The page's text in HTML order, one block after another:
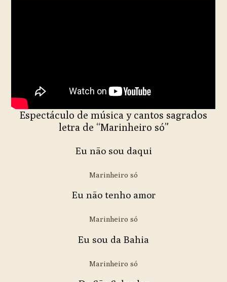
Espectáculo de música y cantos sagrados
letra de “Marinheiro só”
Eu não sou daqui
Marinheiro só
Eu não tenho amor
Marinheiro só
Eu sou da Bahia
Marinheiro só